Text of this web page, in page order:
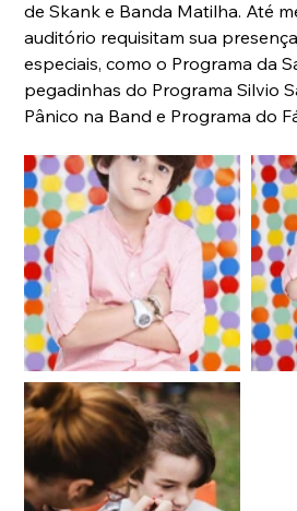
de Skank e Banda Matilha. Até
auditório requisitam sua
especiais, como o Programa da
pegadinhas do Programa Silvio
Pânico na Band e Programa do